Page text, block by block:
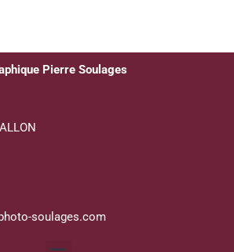
Pierre Soulages
soulages.com